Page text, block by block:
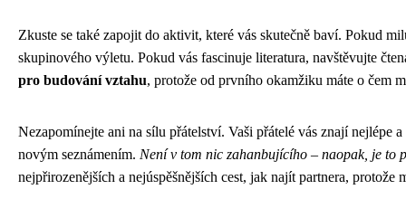
Zkuste se také zapojit do aktivit, které vás skutečně baví. Pokud
skupinového výletu. Pokud vás fascinuje literatura, navštěvujte
pro budování vztahu, protože od prvního okamžiku máte o čem
Nezapomínejte ani na sílu přátelství. Vaši přátelé vás znají
novým seznámením. Není v tom nic zahanbujícího – naopak, je to
nejpřirozenějších a nejúspěšnějších cest, jak najít partnera,